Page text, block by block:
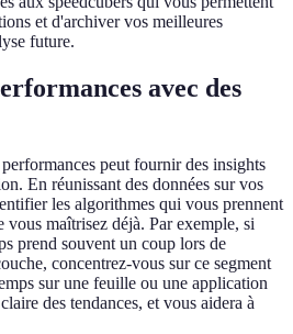
et d'archiver vos meilleures
future.
avec des
peut fournir des insights
En réunissant des données sur vos
les algorithmes qui vous prennent
vous maîtrisez déjà. Par exemple, si
prend souvent un coup lors de
concentrez-vous sur ce segment
sur une feuille ou une application
des tendances, et vous aidera à